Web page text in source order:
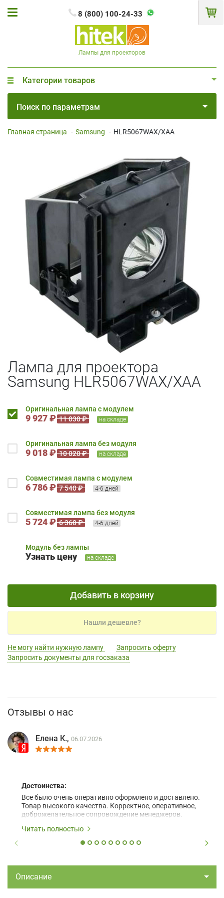
8 (800) 100-24-33
Лампы для проекторов
Категории товаров
Поиск по параметрам
Главная страница - Samsung - HLR5067WAX/XAA
Лампа для проектора
Samsung HLR5067WAX/XAA
Оригинальная лампа с модулем
9 927 ₽ 11 030 ₽ на складе
Оригинальная лампа без модуля
9 018 ₽ 10 020 ₽ на складе
Совместимая лампа с модулем
6 786 ₽ 7 540 ₽ 4-6 дней
Совместимая лампа без модуля
5 724 ₽ 6 360 ₽ 4-6 дней
Модуль без лампы
Узнать цену на складе
Добавить в корзину
Нашли дешевле?
Не могу найти нужную лампу
Запросить оферту
Запросить документы для госзаказа
Отзывы о нас
Елена К., 06.07.2026
Достоинства:
Все было очень оперативно оформлено и доставлено.
Товар высокого качества. Корректное, оперативное,
доброжелательное сопровождение менеджеров.
Читать полностью
Описание